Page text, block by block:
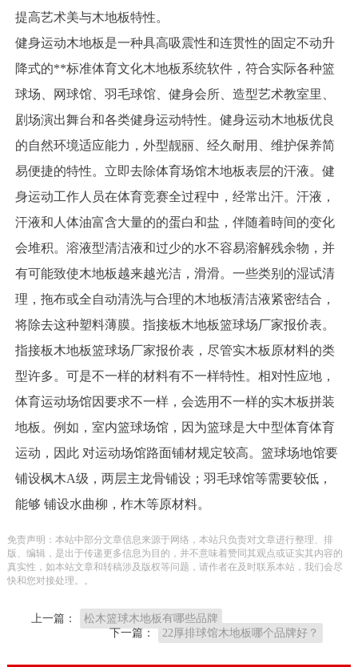
提高艺术美与木地板特性。
健身运动木地板是一种具高吸震性和连贯性的固定不动升
降式的**标准体育文化木地板系统软件，符合实际各种篮
球场、网球馆、羽毛球馆、健身会所、造型艺术教室里、
剧场演出舞台和各类健身运动特性。健身运动木地板优良
的自然环境适应能力，外型靓丽、经久耐用、维护保养简
易便捷的特性。立即去除体育场馆木地板表层的汗液。健
身运动工作人员在体育竞赛全过程中，经常出汗。汗液，
汗液和人体油富含大量的的蛋白和盐，伴随着時间的变化
会堆积。溶液型清洁液和过少的水不容易溶解残余物，并
有可能致使木地板越来越光洁，滑滑。一些类别的湿试清
理，拖布或全自动清洗与合理的木地板清洁液紧密结合，
将除去这种塑料薄膜。指接板木地板篮球场厂家报价表。
指接板木地板篮球场厂家报价表，尽管实木板原材料的类
型许多。可是不一样的材料有不一样特性。相对性应地，
体育运动场馆因要求不一样，会选用不一样的实木板拼装
地板。例如，室内篮球场馆，因为篮球是大中型体育体育
运动，因此 对运动场馆路面铺材规定较高。篮球场地馆要
铺设枫木A级，两层主龙骨铺设；羽毛球馆等需要较低，
能够 铺设水曲柳，柞木等原材料。
免责声明：本站中部分文章信息来源于网络，本站只负责对文章进行整理、排
版、编辑，是出于传递更多信息为目的，并不意味着赞同其观点或证实其内容的
真实性，如本站文章和转稿涉及版权等问题，请作者在及时联系本站，我们会尽
快和您对接处理。。
上一篇：
松木篮球木地板有哪些品牌
下一篇：
22厚排球馆木地板哪个品牌好？